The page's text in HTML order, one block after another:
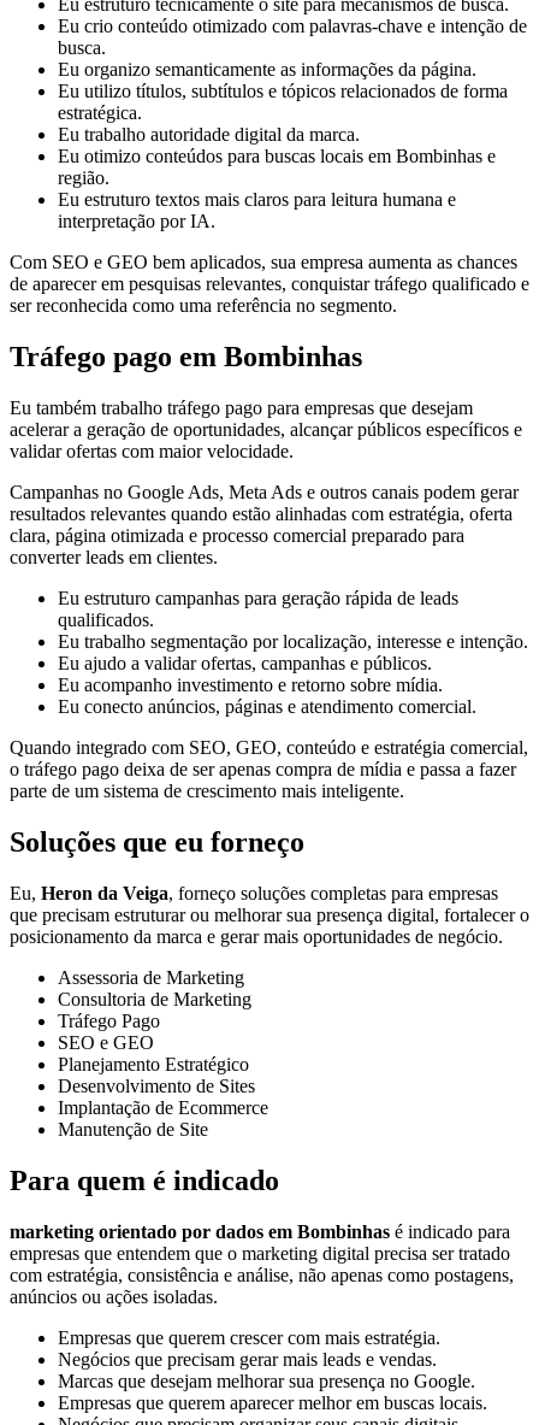
Eu estruturo tecnicamente o site para mecanismos de busca.
Eu crio conteúdo otimizado com palavras-chave e intenção de
busca.
Eu organizo semanticamente as informações da página.
Eu utilizo títulos, subtítulos e tópicos relacionados de forma
estratégica.
Eu trabalho autoridade digital da marca.
Eu otimizo conteúdos para buscas locais em Bombinhas e
região.
Eu estruturo textos mais claros para leitura humana e
interpretação por IA.
Com SEO e GEO bem aplicados, sua empresa aumenta as chances
de aparecer em pesquisas relevantes, conquistar tráfego qualificado e
ser reconhecida como uma referência no segmento.
Tráfego pago em Bombinhas
Eu também trabalho tráfego pago para empresas que desejam
acelerar a geração de oportunidades, alcançar públicos específicos e
validar ofertas com maior velocidade.
Campanhas no Google Ads, Meta Ads e outros canais podem gerar
resultados relevantes quando estão alinhadas com estratégia, oferta
clara, página otimizada e processo comercial preparado para
converter leads em clientes.
Eu estruturo campanhas para geração rápida de leads
qualificados.
Eu trabalho segmentação por localização, interesse e intenção.
Eu ajudo a validar ofertas, campanhas e públicos.
Eu acompanho investimento e retorno sobre mídia.
Eu conecto anúncios, páginas e atendimento comercial.
Quando integrado com SEO, GEO, conteúdo e estratégia comercial,
o tráfego pago deixa de ser apenas compra de mídia e passa a fazer
parte de um sistema de crescimento mais inteligente.
Soluções que eu forneço
Eu, Heron da Veiga, forneço soluções completas para empresas
que precisam estruturar ou melhorar sua presença digital, fortalecer o
posicionamento da marca e gerar mais oportunidades de negócio.
Assessoria de Marketing
Consultoria de Marketing
Tráfego Pago
SEO e GEO
Planejamento Estratégico
Desenvolvimento de Sites
Implantação de Ecommerce
Manutenção de Site
Para quem é indicado
marketing orientado por dados em Bombinhas é indicado para
empresas que entendem que o marketing digital precisa ser tratado
com estratégia, consistência e análise, não apenas como postagens,
anúncios ou ações isoladas.
Empresas que querem crescer com mais estratégia.
Negócios que precisam gerar mais leads e vendas.
Marcas que desejam melhorar sua presença no Google.
Empresas que querem aparecer melhor em buscas locais.